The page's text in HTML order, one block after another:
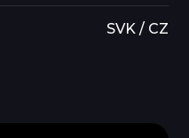
SVK / CZ